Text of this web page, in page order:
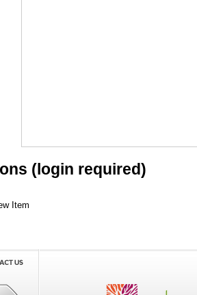
(login required)
Item